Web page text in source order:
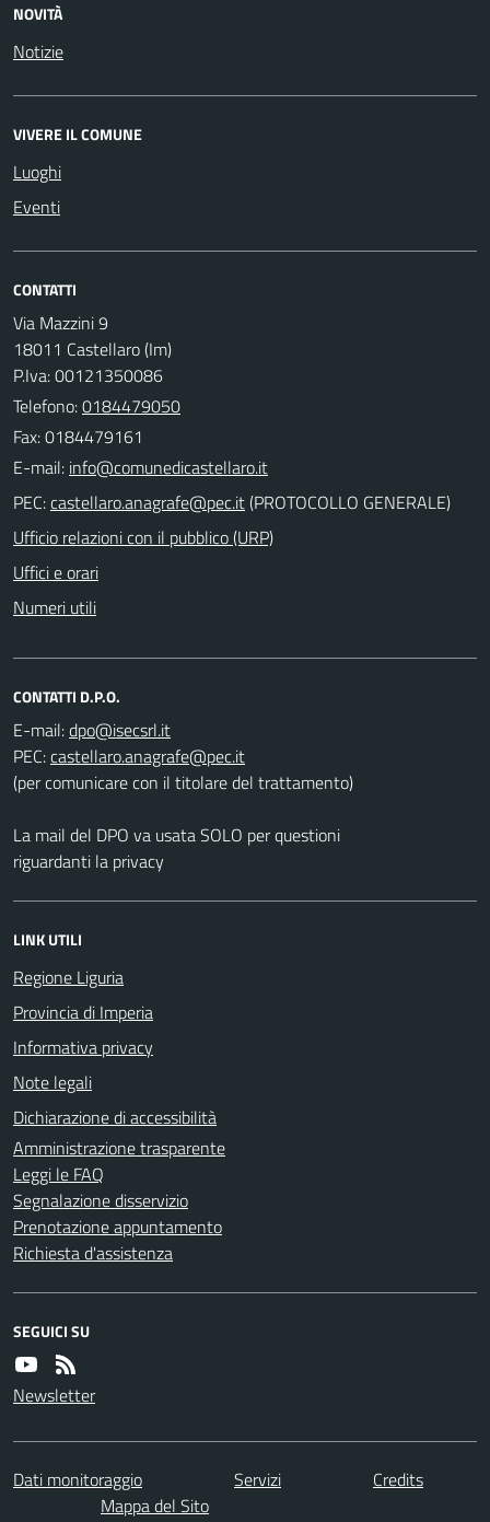
NOVITÀ
Notizie
VIVERE IL COMUNE
Luoghi
Eventi
CONTATTI
Via Mazzini 9
18011 Castellaro (Im)
P.Iva: 00121350086
Telefono:0184479050
Fax: 0184479161
E-mail:
PEC:
(PROTOCOLLO GENERALE)
Ufficio relazioni con il pubblico (URP)
Uffici e orari
Numeri utili
CONTATTI D.P.O.
E-mail:
PEC:
(per comunicare con il titolare del trattamento)
La mail del DPO va usata SOLO per questioni
riguardanti la privacy
LINK UTILI
Regione Liguria
Provincia di Imperia
Informativa privacy
Note legali
Dichiarazione di accessibilità
Amministrazione trasparente
Leggi le FAQ
Segnalazione disservizio
Prenotazione appuntamento
Richiesta d'assistenza
SEGUICI SU
Newsletter
Dati monitoraggio Servizi
Credits
Mappa del Sito